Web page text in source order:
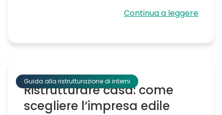
Continua a leggere
Guida alla ristrutturazione di interni
Ristrutturare casa: come
scegliere l’impresa edile